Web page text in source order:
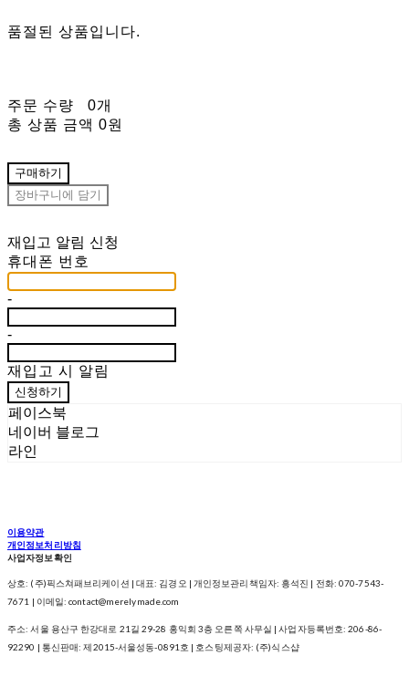
품절된 상품입니다.
주문 수량
0개
총 상품 금액 0원
구매하기
장바구니에 담기
재입고 알림 신청
휴대폰 번호
-
-
재입고 시 알림
신청하기
페이스북
네이버 블로그
라인
이용약관
개인정보처리방침
사업자정보확인
상호: (주)픽스쳐패브리케이션 | 대표: 김경오 | 개인정보관리책임자: 흥석진 | 전화: 070-7543-
7671 | 이메일: contact@merelymade.com
주소: 서울 용산구 한강대로 21길 29-28 홍익회 3층 오른쪽 사무실 | 사업자등록번호:206-86-
92290 | 통신판매:제2015-서울성동-0891호 | 호스팅제공자: (주)식스샵